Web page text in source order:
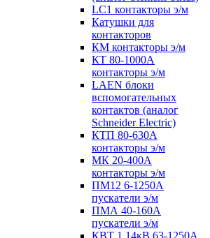
LC1 контакторы э/м
Катушки для
контакторов
КМ контакторы э/м
КТ 80-1000А
контакторы э/м
LAEN блоки
вспомогательных
контактов (аналог
Schneider Electric)
КТП 80-630А
контакторы э/м
МК 20-400А
контакторы э/м
ПМ12 6-1250А
пускатели э/м
ПМА 40-160А
пускатели э/м
КВТ 1,14кВ 63-1250А